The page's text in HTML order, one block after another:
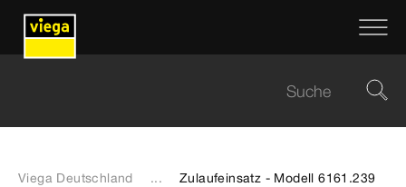
Viega Deutschland ... Zulaufeinsatz - Modell 6161.239